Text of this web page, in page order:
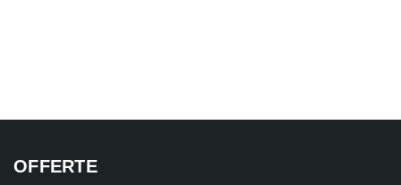
OFFERTE